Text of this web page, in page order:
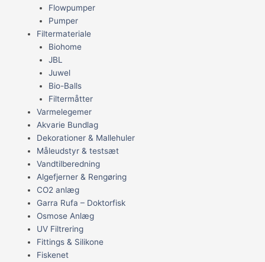
Flowpumper
Pumper
Filtermateriale
Biohome
JBL
Juwel
Bio-Balls
Filtermåtter
Varmelegemer
Akvarie Bundlag
Dekorationer & Mallehuler
Måleudstyr & testsæt
Vandtilberedning
Algefjerner & Rengøring
CO2 anlæg
Garra Rufa – Doktorfisk
Osmose Anlæg
UV Filtrering
Fittings & Silikone
Fiskenet